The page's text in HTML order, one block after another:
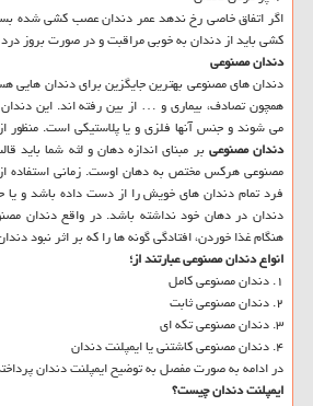
اگر اتفاق خاصی رخ ندهد عمر دندان عصب کشی شده
کشی باید از دندان به خوبی مراقبت و در صورت بروز
دندان مصنوعی
دندان های مصنوعی بهترین جایگزین برای دندان هایی
همچون تصادف، بیماری و … از بین رفته اند. این
می شوند و جنس آنها فلزی و یا پلاستیکی است. منظور
دندان مصنوعیبر مبنای اندازه دهان و لثه شما باید
مصنوعی هرکس مختص به دهان اوست. زمانی استفاده
فرد تمام دندان های خویش را از دست داده باشد و
دندان در دهان خود نداشته باشد. در واقع دندان
هنگام غذا خوردن، افتادگی گونه ها را که بر اثر نبود
انواع دندان مصنوعی عبارتند از؛
۱. دندان مصنوعی کامل
۲. دندان مصنوعی ثابت
۳. دندان مصنوعی تکه ای
۴. دندان مصنوعی کاشتنی یا ایمپلنت دندان
در ادامه به صورت مفصل به توضیح ایمپلنت دندان
ایمپلنت دندانچیست؟